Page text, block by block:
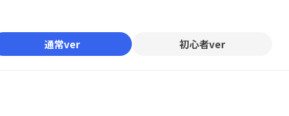
通常ver 初心者ver